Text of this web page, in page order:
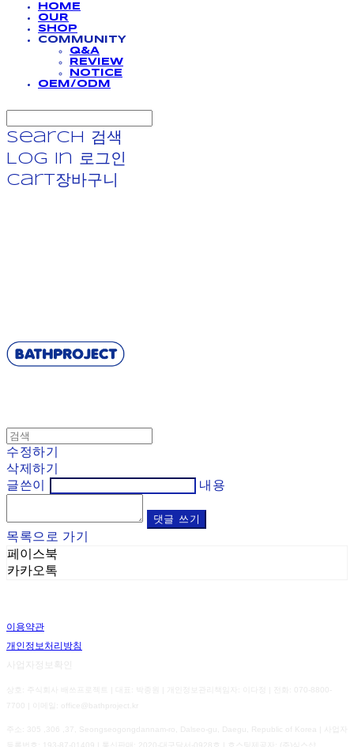
HOME
OUR
SHOP
COMMUNITY
Q&A
REVIEW
NOTICE
OEM/ODM
Search
검색
Log In
로그인
Cart장바구니
수정하기
삭제하기
글쓴이
내용
댓글 쓰기
목록으로 가기
페이스북
카카오톡
이용약관
개인정보처리방침
사업자정보확인
상호: 주식회사 배쓰프로젝트 | 대표: 박종원 | 개인정보관리책임자: 이다정 | 전화: 070-8800-
7700 | 이메일: office@bathproject.kr
주소: 305 ,306 ,37, Seongseogongdannam-ro, Dalseo-gu, Daegu, Republic of Korea | 사업자
193-87-01409 2020-대구달서-0928호 | 호스팅제공자: (주)식스샵